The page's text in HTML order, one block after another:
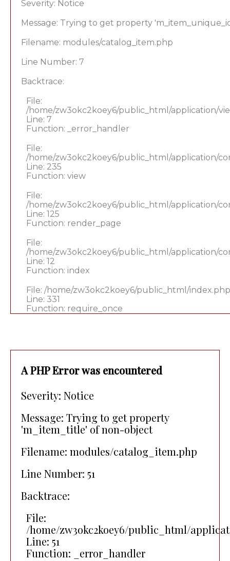
Severity: Notice
Message: Trying to get property
Filename: modules/catalog_item.php
Line Number: 7
Backtrace:
File:
/home/zw3okc2koey6/public_html/application/
Line: 7
Function: _error_handler
File:
/home/zw3okc2koey6/public_html/application/
Line: 235
Function: view
File:
/home/zw3okc2koey6/public_html/application/
Line: 125
Function: render_page
File:
/home/zw3okc2koey6/public_html/application/
Line: 12
Function: index
File: /home/zw3okc2koey6/public_html/index.php
Line: 331
Function: require_once
A PHP Error was encountered
Severity: Notice
Message: Trying to get property
'm_item_title' of non-object
Filename: modules/catalog_item.php
Line Number: 51
Backtrace:
File:
/home/zw3okc2koey6/public_html/
Line: 51
Function: _error_handler